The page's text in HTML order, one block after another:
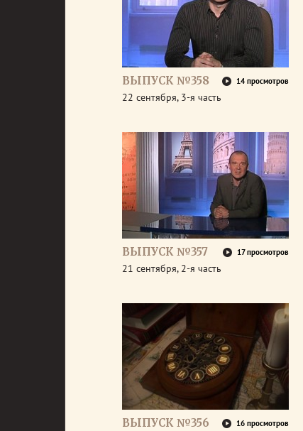
ВЫПУСК №358 14 просмотров
22 сентября, 3-я часть
ВЫПУСК №357 17 просмотров
21 сентября, 2-я часть
ВЫПУСК №356 16 просмотров